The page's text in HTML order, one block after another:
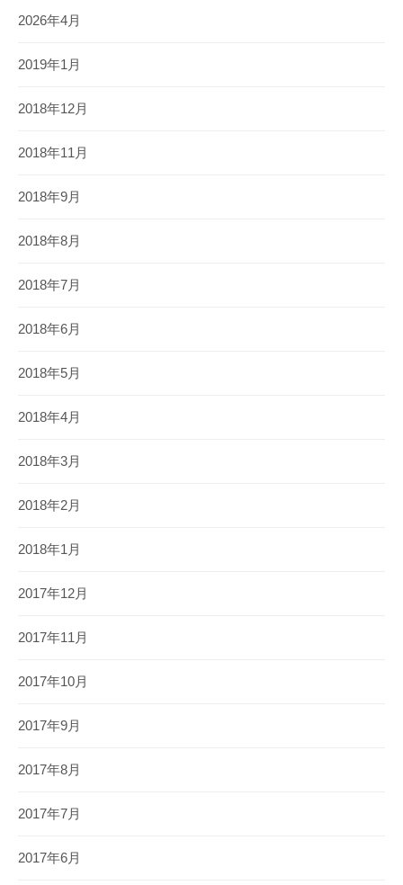
2026年4月
2019年1月
2018年12月
2018年11月
2018年9月
2018年8月
2018年7月
2018年6月
2018年5月
2018年4月
2018年3月
2018年2月
2018年1月
2017年12月
2017年11月
2017年10月
2017年9月
2017年8月
2017年7月
2017年6月